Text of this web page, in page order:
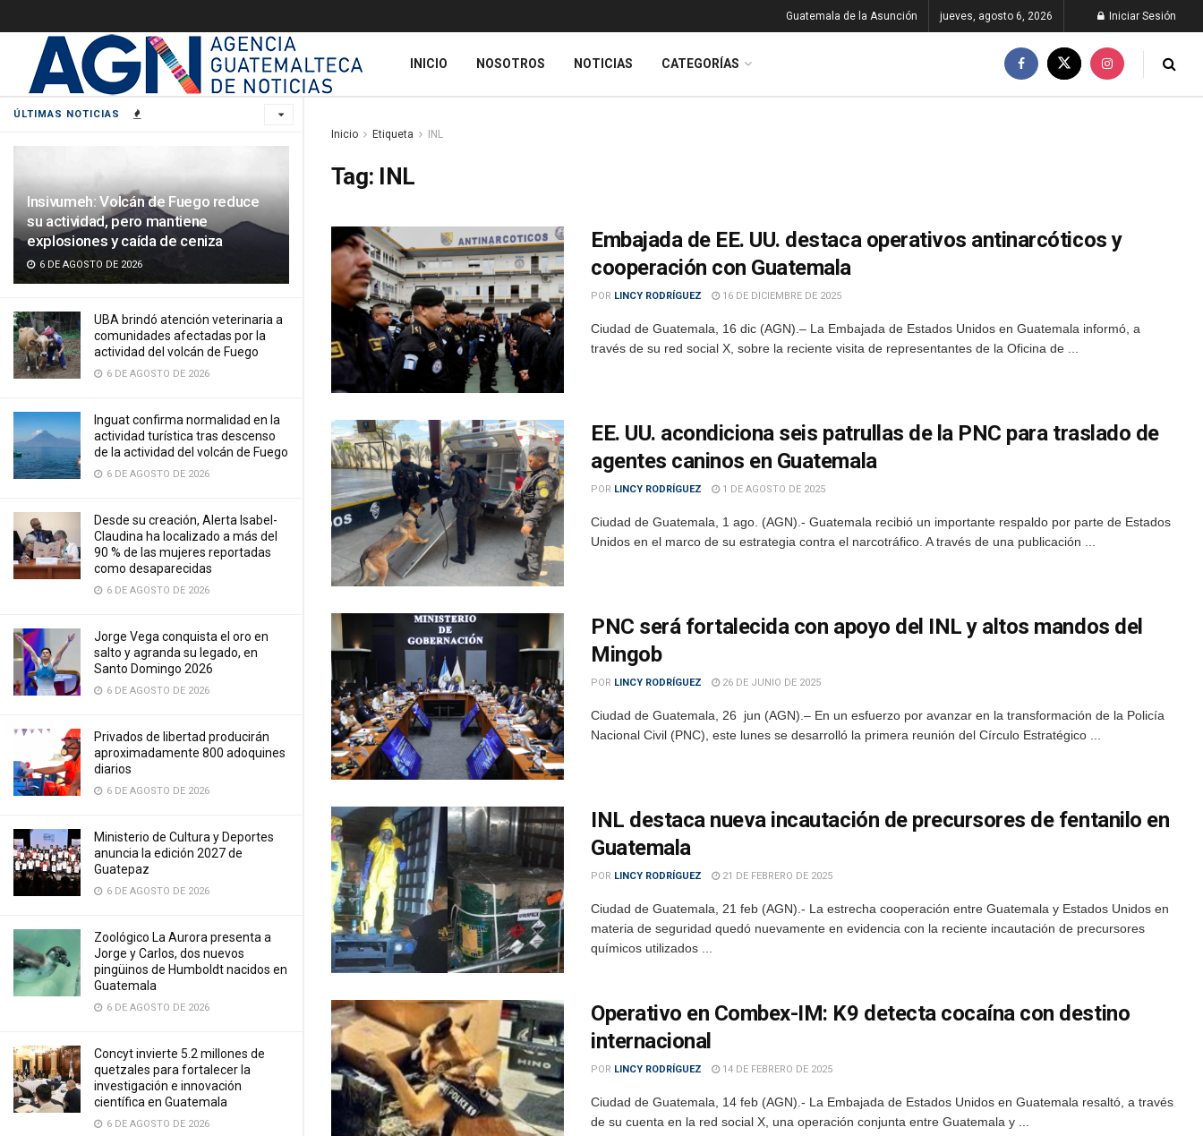
ÚLTIMAS NOTICIAS
Insivumeh: Volcán de Fuego reduce
su actividad, pero mantiene
explosiones y caída de ceniza
6 DE AGOSTO DE 2026
UBA brindó atención veterinaria a
comunidades afectadas por la
actividad del volcán de Fuego
6 DE AGOSTO DE 2026
Inguat confirma normalidad en la
actividad turística tras descenso
de la actividad del volcán de Fuego
6 DE AGOSTO DE 2026
Desde su creación, Alerta Isabel-
Claudina ha localizado a más del
90 % de las mujeres reportadas
como desaparecidas
6 DE AGOSTO DE 2026
Jorge Vega conquista el oro en
salto y agranda su legado, en
Santo Domingo 2026
6 DE AGOSTO DE 2026
Privados de libertad producirán
aproximadamente 800 adoquines
diarios
6 DE AGOSTO DE 2026
Ministerio de Cultura y Deportes
anuncia la edición 2027 de
Guatepaz
6 DE AGOSTO DE 2026
Zoológico La Aurora presenta a
Jorge y Carlos, dos nuevos
pingüinos de Humboldt nacidos en
Guatemala
6 DE AGOSTO DE 2026
Concyt invierte 5.2 millones de
quetzales para fortalecer la
investigación e innovación
científica en Guatemala
6 DE AGOSTO DE 2026
Guatemala de la Asunción jueves, agosto 6, 2026 Iniciar Sesión
INICIO NOSOTROS NOTICIAS CATEGORÍAS
Inicio Etiqueta INL
Tag: INL
Embajada de EE. UU. destaca operativos antinarcóticos y
cooperación con Guatemala
POR LINCY RODRÍGUEZ 16 DE DICIEMBRE DE 2025
Ciudad de Guatemala, 16 dic (AGN).– La Embajada de Estados Unidos en Guatemala informó, a
través de su red social X, sobre la reciente visita de representantes de la Oficina de ...
EE. UU. acondiciona seis patrullas de la PNC para traslado de
agentes caninos en Guatemala
POR LINCY RODRÍGUEZ 1 DE AGOSTO DE 2025
Ciudad de Guatemala, 1 ago. (AGN).- Guatemala recibió un importante respaldo por parte de Estados
Unidos en el marco de su estrategia contra el narcotráfico. A través de una publicación ...
PNC será fortalecida con apoyo del INL y altos mandos del
Mingob
POR LINCY RODRÍGUEZ 26 DE JUNIO DE 2025
Ciudad de Guatemala, 26 jun (AGN).– En un esfuerzo por avanzar en la transformación de la Policía
Nacional Civil (PNC), este lunes se desarrolló la primera reunión del Círculo Estratégico ...
INL destaca nueva incautación de precursores de fentanilo en
Guatemala
POR LINCY RODRÍGUEZ 21 DE FEBRERO DE 2025
Ciudad de Guatemala, 21 feb (AGN).- La estrecha cooperación entre Guatemala y Estados Unidos en
materia de seguridad quedó nuevamente en evidencia con la reciente incautación de precursores
químicos utilizados ...
Operativo en Combex-IM: K9 detecta cocaína con destino
internacional
POR LINCY RODRÍGUEZ 14 DE FEBRERO DE 2025
Ciudad de Guatemala, 14 feb (AGN).- La Embajada de Estados Unidos en Guatemala resaltó, a través
de su cuenta en la red social X, una operación conjunta entre Guatemala y ...